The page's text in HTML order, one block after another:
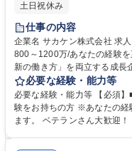
土日祝休み
仕事の内容
企業名 サカケン株式会社 求人名 大阪【建築/現場代理人/経験者専用】年収
800～1200万/あなたの経験を正当に評価 仕事の内容
新の働き方」を両立する成長
ア（大阪・京都等）の集合住
代理人・所長候補を募集しております。 3年前に新設
大を担う中心メンバーとして
います。 ・民間／公共建築
必要な経験・能力等
必要な経験・能力等 【必須
験をお持ちの方 ※あなたの経
ます。 ベテランさん大歓迎！ 【採用背景】香川県内で設立100年を超える